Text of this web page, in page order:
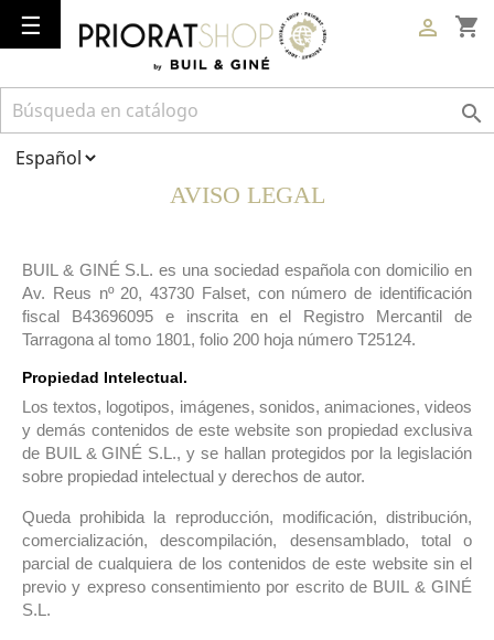
shopping_cart

Navegación
de
☰

AVISO LEGAL
BUIL & GINÉ S.L. es una sociedad española con domicilio en
Av. Reus nº 20, 43730 Falset, con número de identificación
fiscal B43696095 e inscrita en el Registro Mercantil de
Tarragona al tomo 1801, folio 200 hoja número T25124.
Propiedad Intelectual.
Los textos, logotipos, imágenes, sonidos, animaciones, videos
y demás contenidos de este website son propiedad exclusiva
de BUIL & GINÉ S.L., y se hallan protegidos por la legislación
sobre propiedad intelectual y derechos de autor.
Queda prohibida la reproducción, modificación, distribución,
comercialización, descompilación, desensamblado, total o
parcial de cualquiera de los contenidos de este website sin el
previo y expreso consentimiento por escrito de BUIL & GINÉ
S.L.